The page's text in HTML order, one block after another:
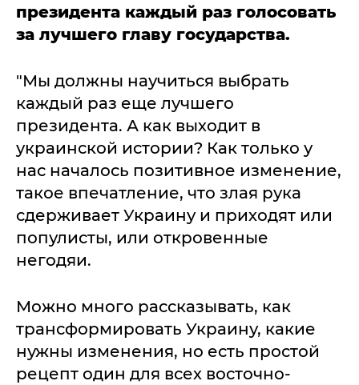
президента каждый раз голосовать
за лучшего главу государства.
"Мы должны научиться выбрать
каждый раз еще лучшего
президента. А как выходит в
украинской истории? Как только у
нас началось позитивное изменение,
такое впечатление, что злая рука
сдерживает Украину и приходят или
популисты, или откровенные
негодяи.
Можно много рассказывать, как
трансформировать Украину, какие
нужны изменения, но есть простой
рецепт один для всех восточно-